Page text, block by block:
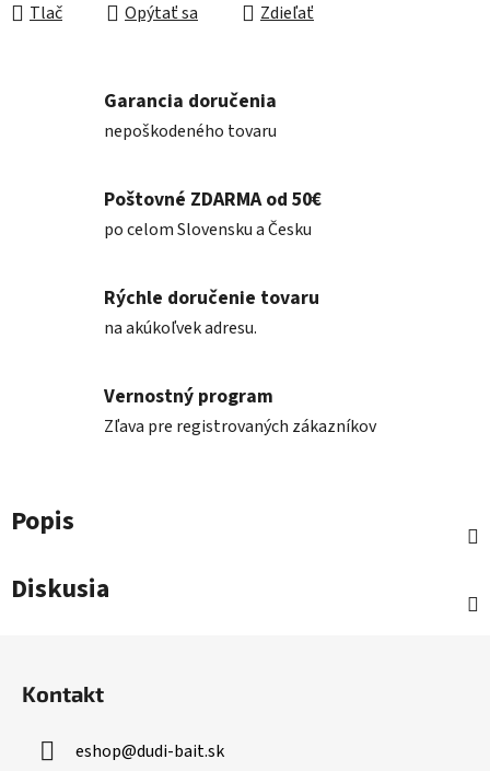
Tlač Opýtať sa Zdieľať
Garancia doručenia
nepoškodeného tovaru
Poštovné ZDARMA od 50€
po celom Slovensku a Česku
Rýchle doručenie tovaru
na akúkoľvek adresu.
Vernostný program
Zľava pre registrovaných zákazníkov
Popis
Diskusia
Kontakt
eshop@dudi-bait.sk